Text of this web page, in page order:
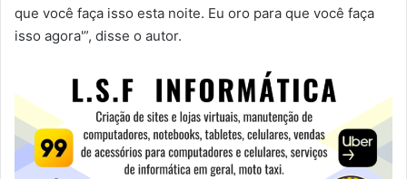
que você faça isso esta noite. Eu oro para que você faça
isso agora'”, disse o autor.